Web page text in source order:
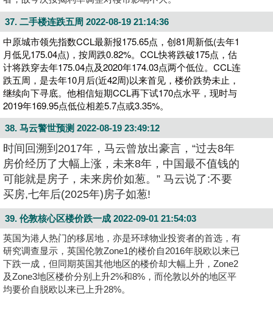
37. 二手楼连跌五周 2022-08-19 21:14:36
中原城市领先指数CCL最新报175.65点，创81周新低(去年1
月低见175.04点)，按周跌0.82%。CCL快将跌破175点，估
计将跌穿去年175.04点及2020年174.03点两个低位。CCL连
跌五周，是去年10月后(近42周)以来首见，楼价跌势未止，
继续向下寻底。他相信短期CCL再下试170点水平，现时与
2019年169.95点低位相差5.7点或3.35%。
38. 马云警世预测 2022-08-19 23:49:12
时间回溯到2017年，马云曾放出豪言，“过去8年
房价经历了大幅上涨，未来8年，中国最不值钱的
可能就是房子，未来房价如葱。” 马云说了:不要
买房,七年后(2025年)房子如葱!
39. 伦敦核心区楼价跌一成 2022-09-01 21:54:03
英国为港人热门的移居地，亦是环球物业投资者的首选，有
研究调查显示，英国伦敦Zone1的楼价自2016年脱欧以来已
下跌一成，但同期英国其他地区的楼价却大幅上升，Zone2
及Zone3地区楼价分别上升2%和8%，而伦敦以外的地区平
均要价自脱欧以来已上升28%。